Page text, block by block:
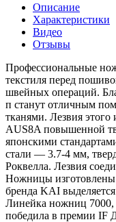
Описание
Характеристики
Видео
Отзывы
Профессиональные
текстиля перед
швейных операций.
п станут отличным
тканями. Лезвия этого
AUS8A повышенной
японскими
стали — 3.7-4 мм,
Роквелла. Лезвия
Ножницы
бренда KAI
Линейка ножниц 7000,
победила в премии IF